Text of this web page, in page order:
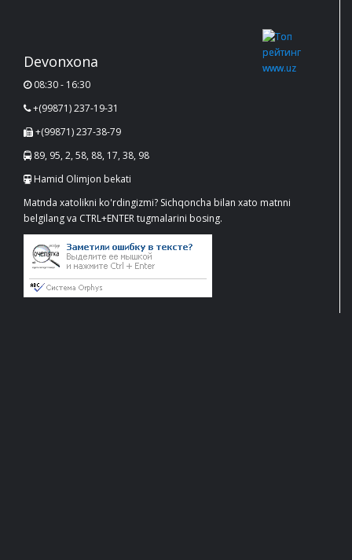
Devonxona
08:30 - 16:30
+(99871) 237-19-31
+(99871) 237-38-79
89, 95, 2, 58, 88, 17, 38, 98
Hamid Olimjon bekati
Matnda xatolikni ko'rdingizmi? Sichqoncha bilan xato matnni
belgilang va CTRL+ENTER tugmalarini bosing.